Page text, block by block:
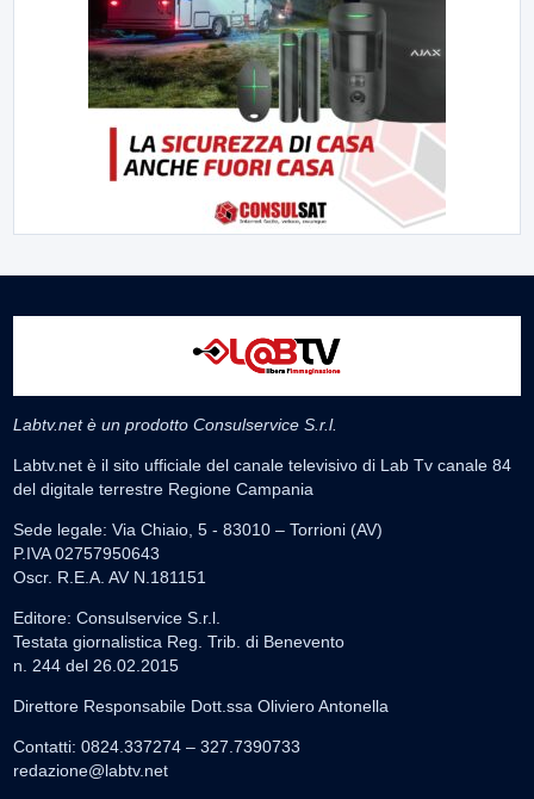
Labtv.net è un prodotto Consulservice S.r.l.
Labtv.net è il sito ufficiale del canale televisivo di Lab Tv canale 84
del digitale terrestre Regione Campania
Sede legale: Via Chiaio, 5 - 83010 – Torrioni (AV)
P.IVA 02757950643
Oscr. R.E.A. AV N.181151
Editore: Consulservice S.r.l.
Testata giornalistica Reg. Trib. di Benevento
n. 244 del 26.02.2015
Direttore Responsabile Dott.ssa Oliviero Antonella
Contatti: 0824.337274 – 327.7390733
redazione@labtv.net